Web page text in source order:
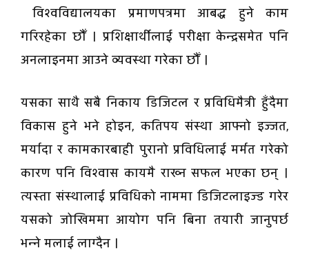
विश्वविद्यालयका प्रमाणपत्रमा आबद्ध हुने काम
गरिरहेका छौँ । प्रशिक्षार्थीलाई परीक्षा केन्द्रसमेत पनि
अनलाइनमा आउने व्यवस्था गरेका छौँ ।
यसका साथै सबै निकाय डिजिटल र प्रविधिमैत्री हुँदैमा
विकास हुने भने होइन, कतिपय संस्था आफ्नो इज्जत,
मर्यादा र कामकारबाही पुरानो प्रविधिलाई मर्मत गरेको
कारण पनि विश्वास कायमै राख्न सफल भएका छन् ।
त्यस्ता संस्थालाई प्रविधिको नाममा डिजिटलाइज्ड गरेर
यसको जोखिममा आयोग पनि बिना तयारी जानुपर्छ
भन्ने मलाई लाग्दैन ।